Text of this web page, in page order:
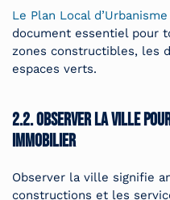
Le Plan Local
document essentiel pour
zones constructibles, les
espaces verts.
2.2. Observer la ville
immobilier
Observer la ville signifie
constructions et les